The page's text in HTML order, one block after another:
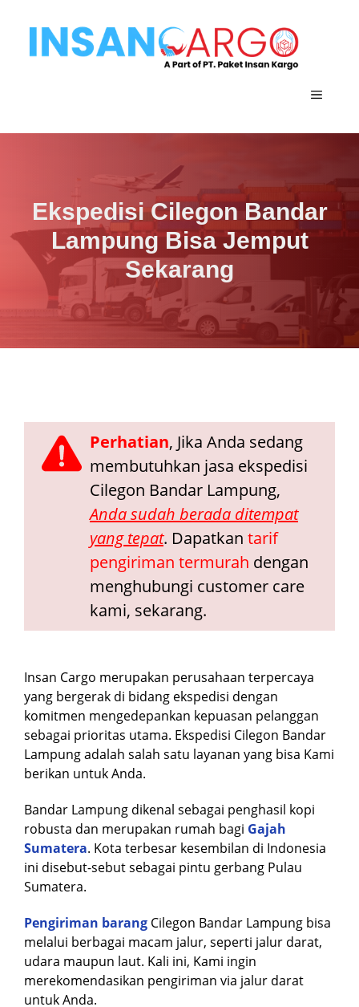
MENU
Ekspedisi Cilegon Bandar
Lampung Bisa Jemput
Sekarang
Perhatian, Jika Anda sedang
membutuhkan jasa ekspedisi
Cilegon Bandar Lampung,
Anda sudah berada ditempat
yang tepat. Dapatkan tarif
pengiriman termurah dengan
menghubungi customer care
kami, sekarang.
Insan Cargo merupakan perusahaan terpercaya
yang bergerak di bidang ekspedisi dengan
komitmen mengedepankan kepuasan pelanggan
sebagai prioritas utama. Ekspedisi Cilegon Bandar
Lampung adalah salah satu layanan yang bisa Kami
berikan untuk Anda.
Bandar Lampung dikenal sebagai penghasil kopi
robusta dan merupakan rumah bagi Gajah
Sumatera. Kota terbesar kesembilan di Indonesia
ini disebut-sebut sebagai pintu gerbang Pulau
Sumatera.
Pengiriman barang Cilegon Bandar Lampung bisa
melalui berbagai macam jalur, seperti jalur darat,
udara maupun laut. Kali ini, Kami ingin
merekomendasikan pengiriman via jalur darat
untuk Anda.